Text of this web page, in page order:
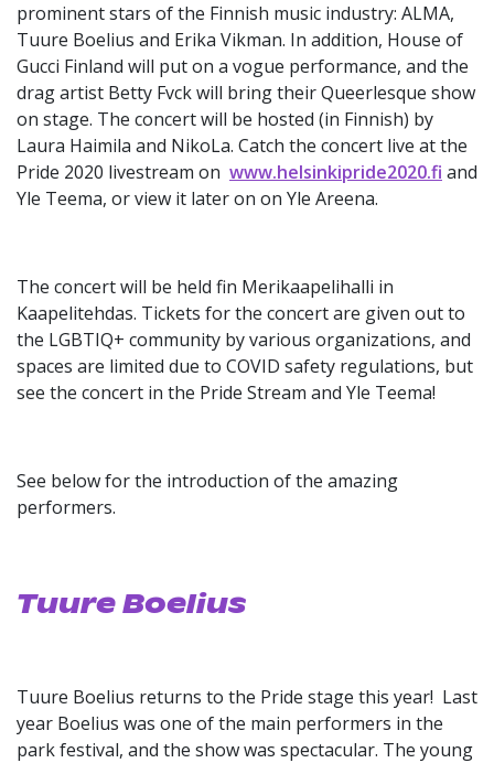
prominent stars of the Finnish music industry: ALMA,
Tuure Boelius and Erika Vikman. In addition, House of
Gucci Finland will put on a vogue performance, and the
drag artist Betty Fvck will bring their Queerlesque show
on stage. The concert will be hosted (in Finnish) by
Laura Haimila and NikoLa. Catch the concert live at the
Pride 2020 livestream on www.helsinkipride2020.fi and
Yle Teema, or view it later on on Yle Areena.
The concert will be held fin Merikaapelihalli in
Kaapelitehdas. Tickets for the concert are given out to
the LGBTIQ+ community by various organizations, and
spaces are limited due to COVID safety regulations, but
see the concert in the Pride Stream and Yle Teema!
See below for the introduction of the amazing
performers.
Tuure Boelius
Tuure Boelius returns to the Pride stage this year! Last
year Boelius was one of the main performers in the
park festival, and the show was spectacular. The young